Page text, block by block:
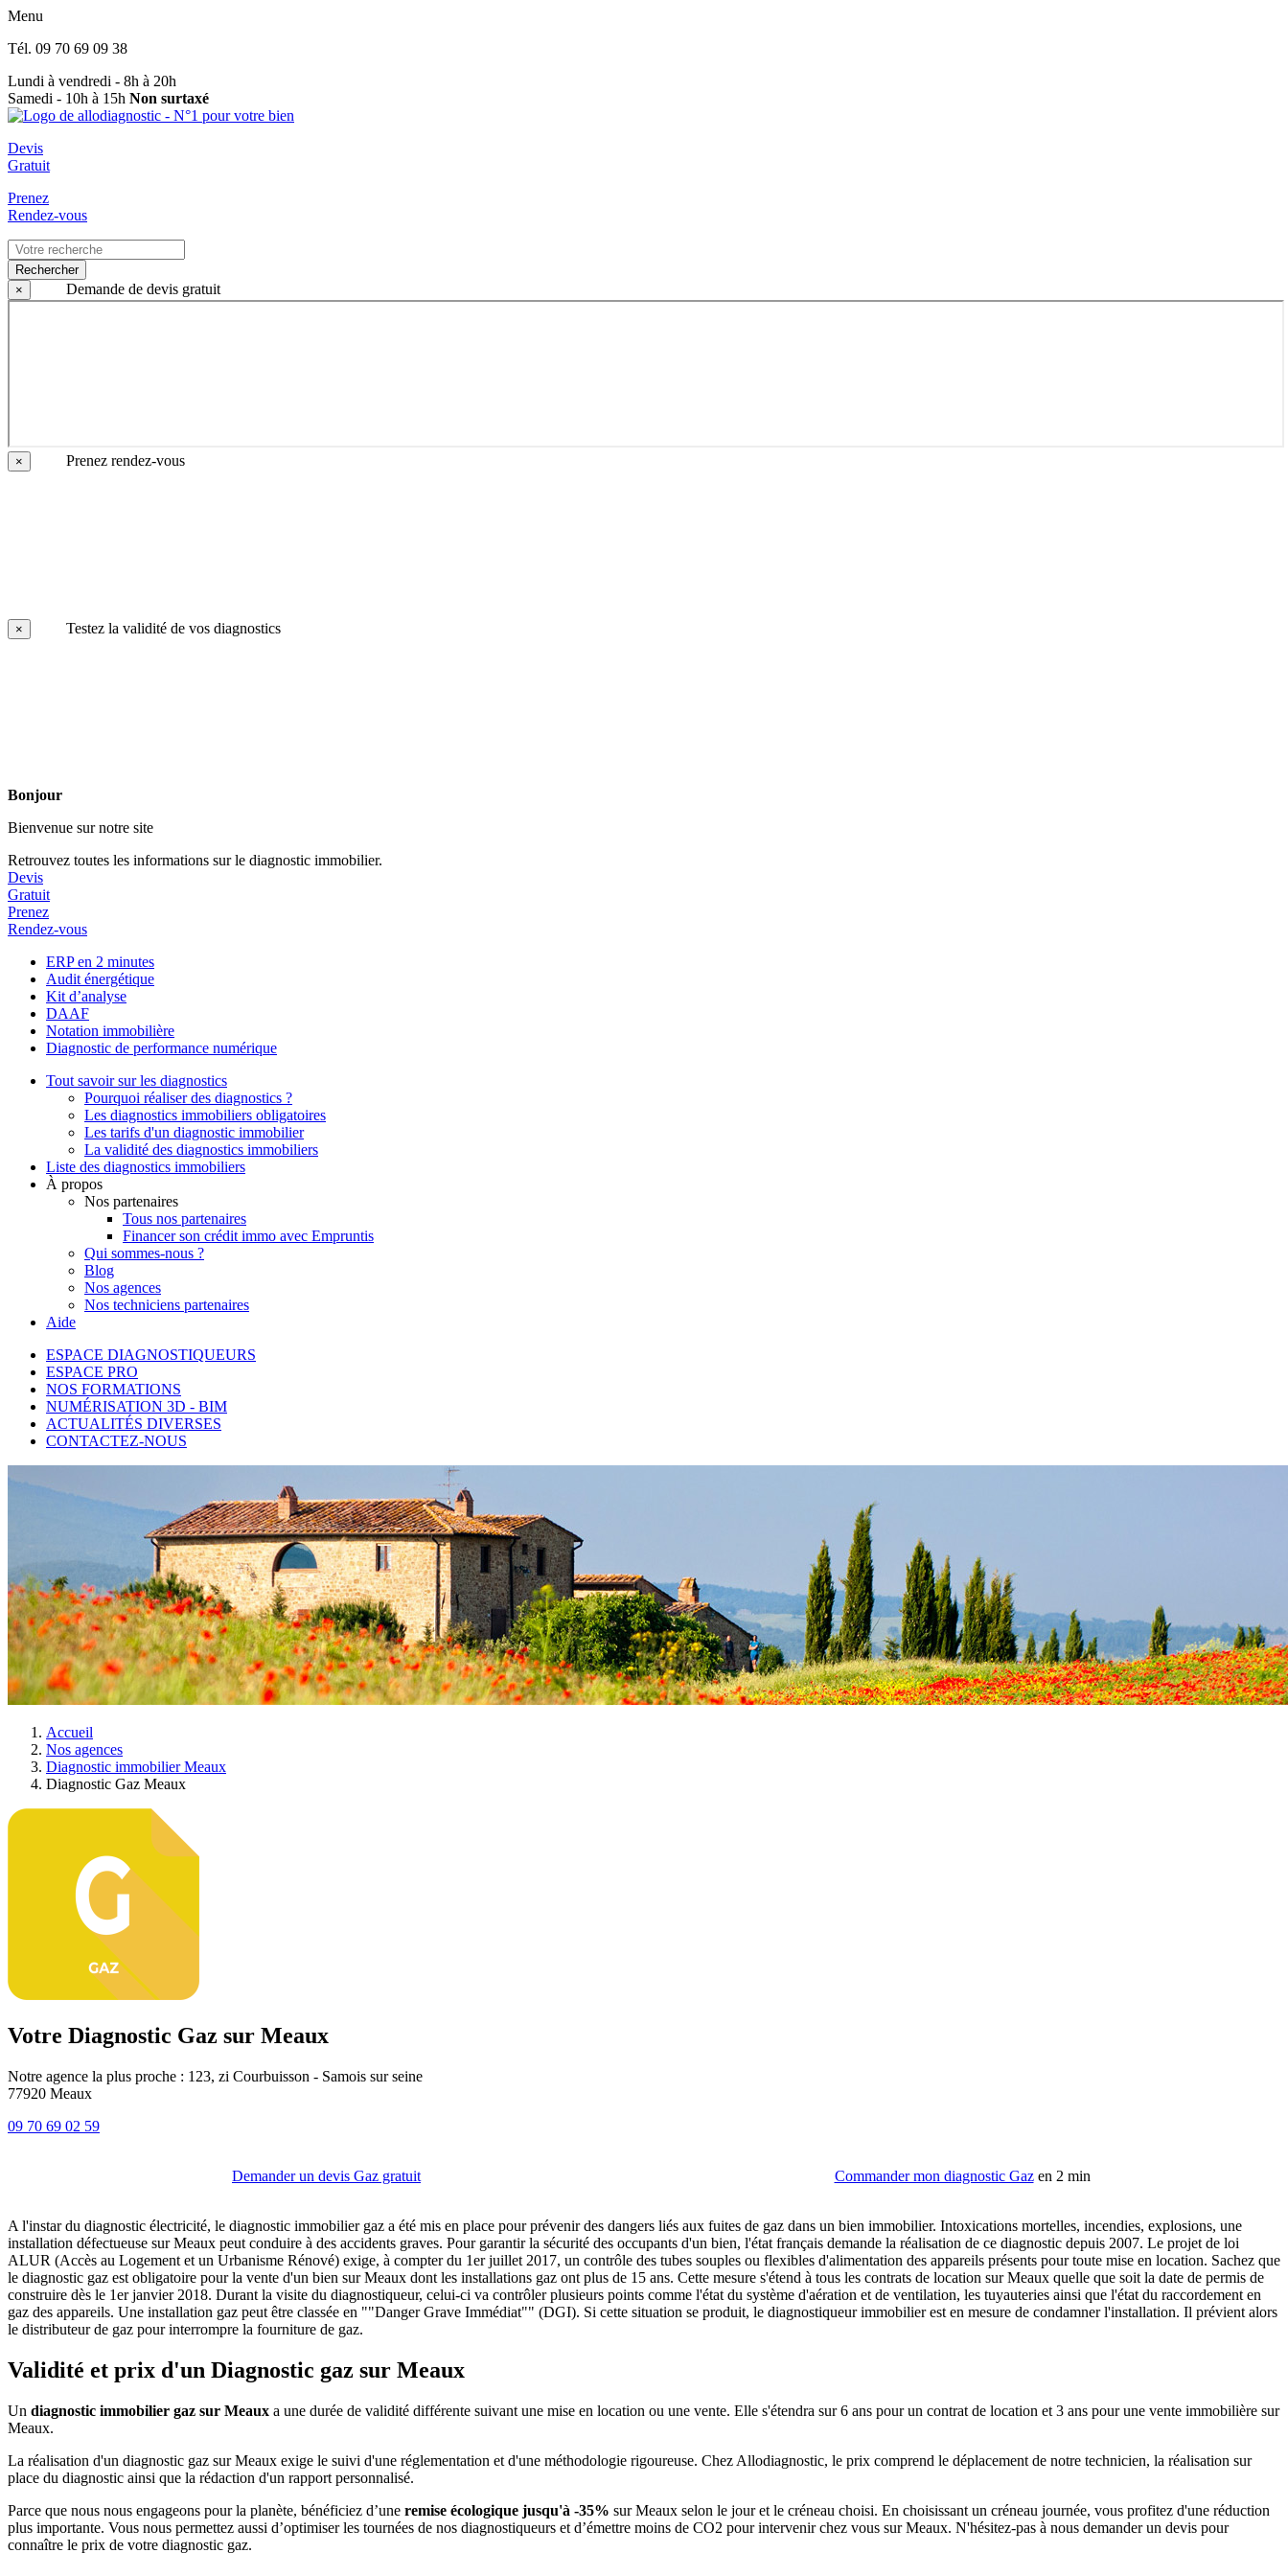
Menu
Tél. 09 70 69 09 38
Lundi à vendredi - 8h à 20h
Samedi - 10h à 15h Non surtaxé
Devis
Gratuit
Prenez
Rendez-vous
Rechercher
×
Demande de devis gratuit
× Prenez rendez-vous
× Testez la validité de vos diagnostics
Bonjour
Bienvenue sur notre site
Retrouvez toutes les informations sur le diagnostic immobilier.
Devis
Gratuit
Prenez
Rendez-vous
ERP en 2 minutes
Audit énergétique
Kit d’analyse
DAAF
Notation immobilière
Diagnostic de performance numérique
Tout savoir sur les diagnostics
Pourquoi réaliser des diagnostics ?
Les diagnostics immobiliers obligatoires
Les tarifs d'un diagnostic immobilier
La validité des diagnostics immobiliers
Liste des diagnostics immobiliers
À propos
Nos partenaires
Tous nos partenaires
Financer son crédit immo avec Empruntis
Qui sommes-nous ?
Blog
Nos agences
Nos techniciens partenaires
Aide
ESPACE DIAGNOSTIQUEURS
ESPACE PRO
NOS FORMATIONS
NUMÉRISATION 3D - BIM
ACTUALITÉS DIVERSES
CONTACTEZ-NOUS
Accueil
Nos agences
Diagnostic immobilier Meaux
Diagnostic Gaz Meaux
Votre Diagnostic Gaz sur Meaux
Notre agence la plus proche : 123, zi Courbuisson - Samois sur seine
77920 Meaux
09 70 69 02 59
Demander un devis Gaz gratuit Commander mon diagnostic Gazen 2 min
A l'instar du diagnostic électricité, le diagnostic immobilier gaz a été mis en place pour prévenir des dangers liés aux fuites de gaz dans un bien immobilier. Intoxications mortelles, incendies, explosions, une
installation défectueuse sur Meaux peut conduire à des accidents graves. Pour garantir la sécurité des occupants d'un bien, l'état français demande la réalisation de ce diagnostic depuis 2007. Le projet de loi
ALUR (Accès au Logement et un Urbanisme Rénové) exige, à compter du 1er juillet 2017, un contrôle des tubes souples ou flexibles d'alimentation des appareils présents pour toute mise en location. Sachez que
le diagnostic gaz est obligatoire pour la vente d'un bien sur Meaux dont les installations gaz ont plus de 15 ans. Cette mesure s'étend à tous les contrats de location sur Meaux quelle que soit la date de permis de
construire dès le 1er janvier 2018. Durant la visite du diagnostiqueur, celui-ci va contrôler plusieurs points comme l'état du système d'aération et de ventilation, les tuyauteries ainsi que l'état du raccordement en
gaz des appareils. Une installation gaz peut être classée en ""Danger Grave Immédiat"" (DGI). Si cette situation se produit, le diagnostiqueur immobilier est en mesure de condamner l'installation. Il prévient alors
le distributeur de gaz pour interrompre la fourniture de gaz.
Validité et prix d'un Diagnostic gaz sur Meaux
Un diagnostic immobilier gaz sur Meaux a une durée de validité différente suivant une mise en location ou une vente. Elle s'étendra sur 6 ans pour un contrat de location et 3 ans pour une vente immobilière sur
Meaux.
La réalisation d'un diagnostic gaz sur Meaux exige le suivi d'une réglementation et d'une méthodologie rigoureuse. Chez Allodiagnostic, le prix comprend le déplacement de notre technicien, la réalisation sur
place du diagnostic ainsi que la rédaction d'un rapport personnalisé.
Parce que nous nous engageons pour la planète, bénéficiez d’une remise écologique jusqu'à -35% sur Meaux selon le jour et le créneau choisi. En choisissant un créneau journée, vous profitez d'une réduction
plus importante. Vous nous permettez aussi d’optimiser les tournées de nos diagnostiqueurs et d’émettre moins de CO2 pour intervenir chez vous sur Meaux. N'hésitez-pas à nous demander un devis pour
connaître le prix de votre diagnostic gaz.